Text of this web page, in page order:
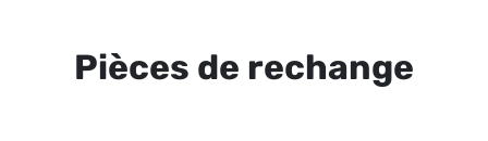
Pièces de rechange